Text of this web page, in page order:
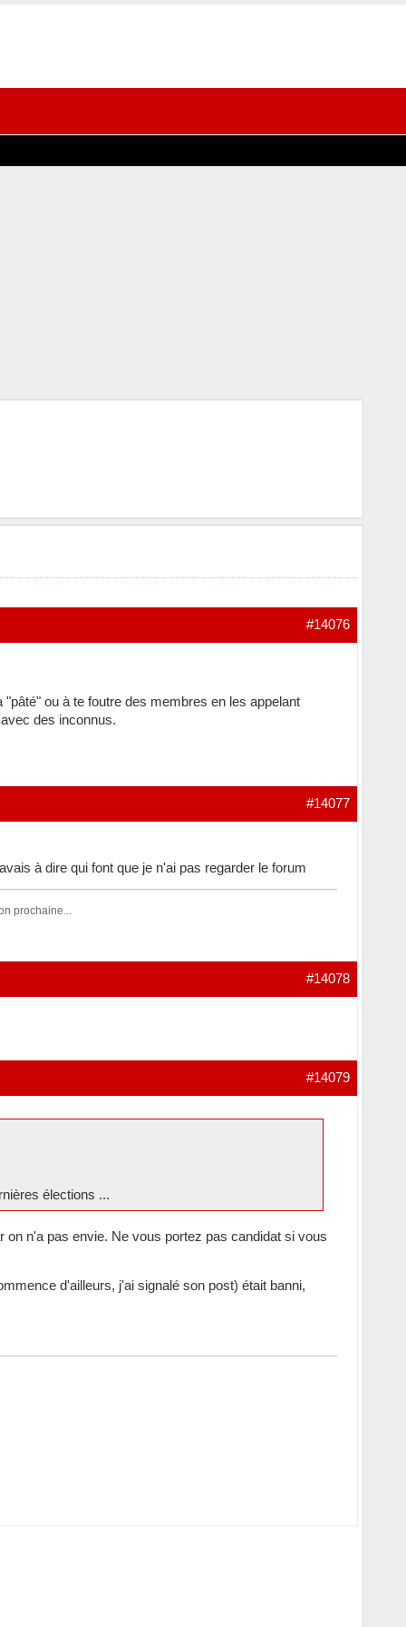
#14076
ou à te foutre des membres en les appelant
des inconnus.
#14077
à dire qui font que je n'ai pas regarder le forum
prochaine...
#14078
#14079
élections ...
n'a pas envie. Ne vous portez pas candidat si vous
d'ailleurs, j'ai signalé son post) était banni,